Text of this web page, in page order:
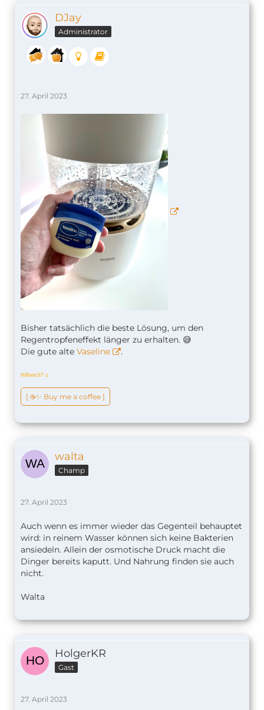
DJay
Administrator
27. April 2023
Bisher tatsächlich die beste Lösung, um den
Regentropfeneffekt länger zu erhalten. 😅
Die gute alte Vaseline .
Hilfreich? ↆ
[ ☕️✨ Buy me a coffee ]
walta
Champ
27. April 2023
Auch wenn es immer wieder das Gegenteil behauptet
wird: in reinem Wasser können sich keine Bakterien
ansiedeln. Allein der osmotische Druck macht die
Dinger bereits kaputt. Und Nahrung finden sie auch
nicht.
Walta
HolgerKR
Gast
27. April 2023